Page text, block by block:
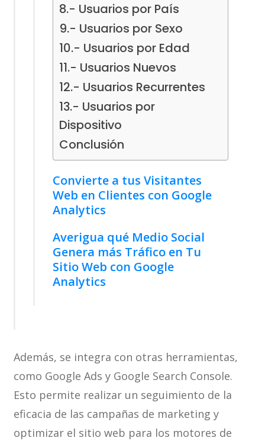
8.- Usuarios por País
9.- Usuarios por Sexo
10.- Usuarios por Edad
11.- Usuarios Nuevos
12.- Usuarios Recurrentes
13.- Usuarios por
Dispositivo
Conclusión
Convierte a tus Visitantes
Web en Clientes con Google
Analytics
Averigua qué Medio Social
Genera más Tráfico en Tu
Sitio Web con Google
Analytics
Además, se integra con otras herramientas,
como Google Ads y Google Search Console.
Esto permite realizar un seguimiento de la
eficacia de las campañas de marketing y
optimizar el sitio web para los motores de